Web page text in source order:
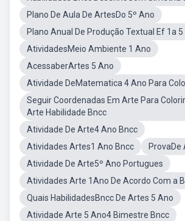
Plano De Aula De ArtesDo 5º Ano
Plano Anual De Produção Textual Ef 1a
AtividadesMeio Ambiente 1 Ano
AcessaberArtes 5 Ano
Atividade DeMatematica 4 Ano Para
Seguir Coordenadas Em Arte Para
Arte Habilidade Bncc
Atividade De Arte4 Ano Bncc
Atividades Artes1 Ano Bncc
ProvaDe
Atividade De Arte5º Ano Portugues
Atividades Arte 1Ano De Acordo Com a
Quais HabilidadesBncc De Artes 5 Ano
Atividade Arte 5 Ano4 Bimestre Bncc